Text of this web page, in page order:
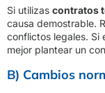
Si utilizas contratos
causa demostrable.
conflictos legales. Si
mejor plantear un
B) Cambios